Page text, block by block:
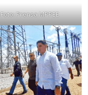
Foto: Prensa MPPEE